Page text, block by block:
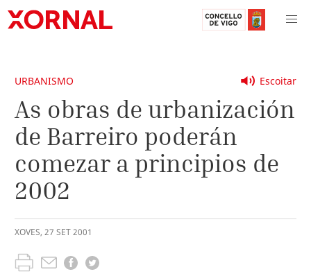
Escoitar
URBANISMO
As obras de urbanización
de Barreiro poderán
comezar a principios de
2002
XOVES, 27 SET2001